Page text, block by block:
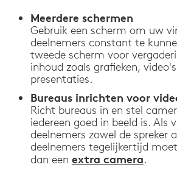
Meerdere schermen
Gebruik een scherm om uw
deelnemers constant te
tweede scherm voor
inhoud zoals grafieken,
presentaties.
Bureaus inrichten voor
Richt bureaus in en stel
iedereen goed in beeld is. Als
deelnemers zowel de spreker
deelnemers tegelijkertijd
dan een extra camera.